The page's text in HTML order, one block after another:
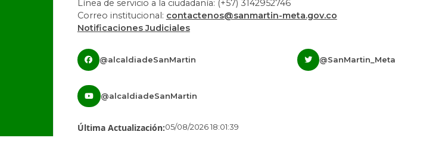
Línea de servicio a la ciudadanía: (+57) 3142952746
Correo institucional: contactenos@sanmartin-meta.gov.co
Notificaciones Judiciales
@alcaldiadeSanMartin @SanMartin_Meta
@alcaldiadeSanMartin
Última Actualización:05/08/2026 18:01:39